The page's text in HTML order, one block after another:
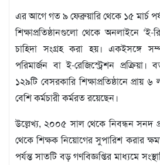
সংস্কৃতি
ধর্ম
গনমাধ্যম
সংবাদ
বিজ্ঞপ্তি
চাকুরী
এর আগে গত ৯ ফেব্রুয়ারি থেকে ১৫ মার্চ
শিক্ষাপ্রতিষ্ঠানগুলো থেকে অনলাইনে
চাহিদা সংগ্রহ করা হয়। একইসঙ্গে
পরিমার্জন বা ই-রেজিস্ট্রেশন
১২৯টি বেসরকারি শিক্ষাপ্রতিষ্ঠানে
বেশি কর্মচারী কর্মরত রয়েছেন।
উল্লেখ্য, ২০০৫ সাল থেকে নিবন্ধন সনদ
থেকে শিক্ষক নিয়োগের সুপারিশ করার
পর্যন্ত সাতটি বড় গণবিজ্ঞপ্তির মাধ্যমে